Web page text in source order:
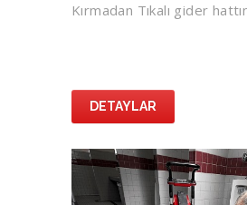
Kırmadan Tıkalı gider
DETAYLAR